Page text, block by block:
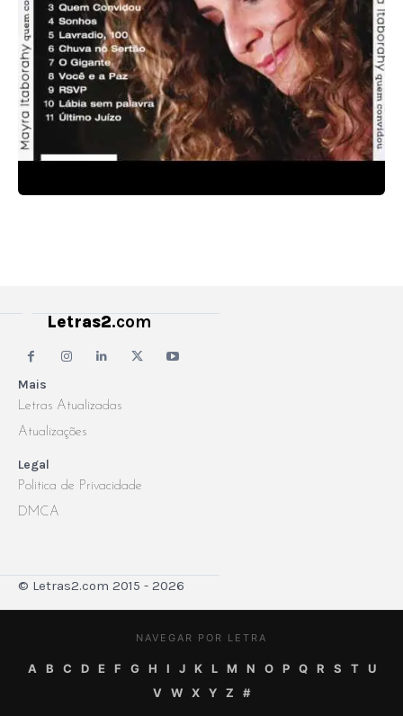
Mais
Letras Atualizadas
Atualizações
Legal
Politica de Privacidade
DMCA
Letras2.com
© Letras2.com 2015 - 2026
NAVEGAR POR LETRA
A B C D E F G H I J K L M N O P Q R S T
U
V
W X Y Z #